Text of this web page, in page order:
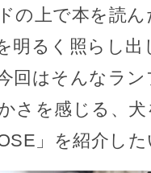
の上で本を読
明るく照らし
回はそんなラ
さを感じる、
」を紹介し